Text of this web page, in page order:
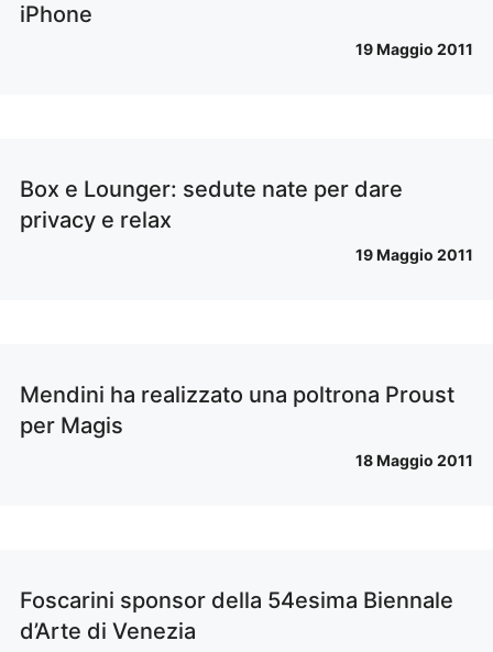
iPhone
19 Maggio 2011
Box e Lounger: sedute nate per dare
privacy e relax
19 Maggio 2011
Mendini ha realizzato una poltrona Proust
per Magis
18 Maggio 2011
Foscarini sponsor della 54esima Biennale
d’Arte di Venezia